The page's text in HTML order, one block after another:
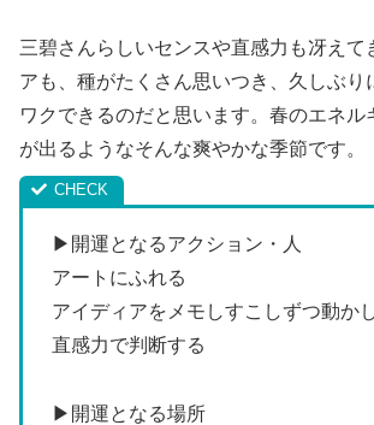
三碧さんらしいセンスや直感力も冴えて
アも、種がたくさん思いつき、久しぶり
ワクできるのだと思います。春のエネル
が出るようなそんな爽やかな季節です。
▶開運となるアクション・人
アートにふれる
アイディアをメモしすこしずつ動か
直感力で判断する
▶開運となる場所